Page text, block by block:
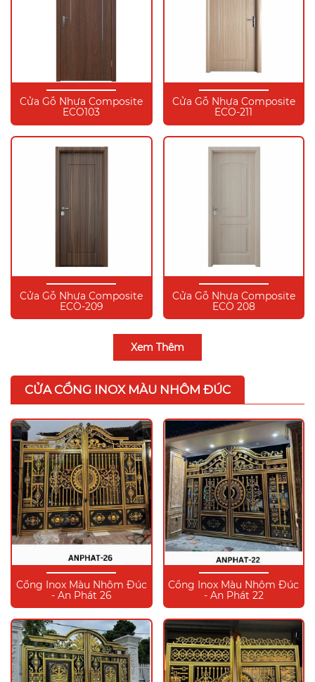
Cửa Gỗ Nhựa Composite
ECO103
Cửa Gỗ Nhựa Composite
ECO-211
Cửa Gỗ Nhựa Composite
ECO-209
Cửa Gỗ Nhựa Composite
ECO 208
Xem Thêm
CỬA CỔNG INOX MÀU NHÔM ĐÚC
Cổng Inox Màu Nhôm Đúc
- An Phát 26
Cổng Inox Màu Nhôm Đúc
- An Phát 22